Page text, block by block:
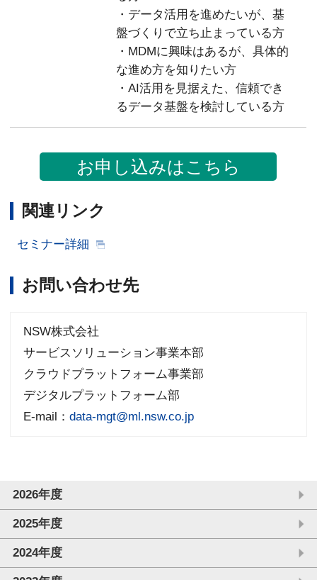
・データ活用を進めたいが、基
盤づくりで立ち止まっている方
・MDMに興味はあるが、具体的
な進め方を知りたい方
・AI活用を見据えた、信頼でき
るデータ基盤を検討している方
お申し込みはこちら
関連リンク
セミナー詳細
お問い合わせ先
NSW株式会社
サービスソリューション事業本部
クラウドプラットフォーム事業部
デジタルプラットフォーム部
E-mail：data-mgt@ml.nsw.co.jp
2026年度
2025年度
2024年度